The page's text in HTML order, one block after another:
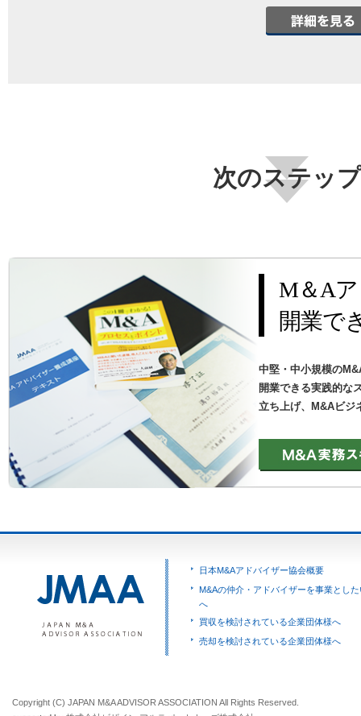
次のステップ
M＆A
開業で
中堅・中小規模の
開業できる実践的な
立ち上げ、M&Aビジ
日本M&Aアドバイザー協会概要
M&Aの仲介・アドバイザーを事業とし
へ
買収を検討されている企業団体様へ
売却を検討されている企業団体様へ
Copyright (C) JAPAN M&A ADVISOR ASSOCIATION All Rights Reserved.